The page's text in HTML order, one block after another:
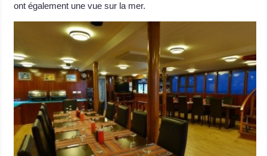
ont également une vue sur la mer.